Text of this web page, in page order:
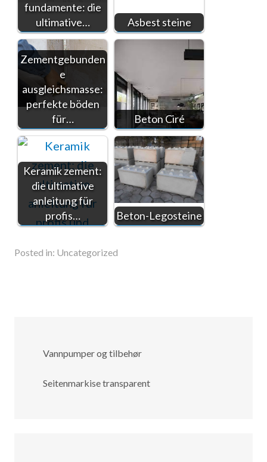
fundamente: die
ultimative…
Asbest steine
Zementgebunden
e
ausgleichsmasse:
perfekte böden
für…
Beton Ciré
Keramik zement:
die ultimative
anleitung für
profis…
Beton-Legosteine
Posted in: Uncategorized
Vannpumper og tilbehør
Seitenmarkise transparent